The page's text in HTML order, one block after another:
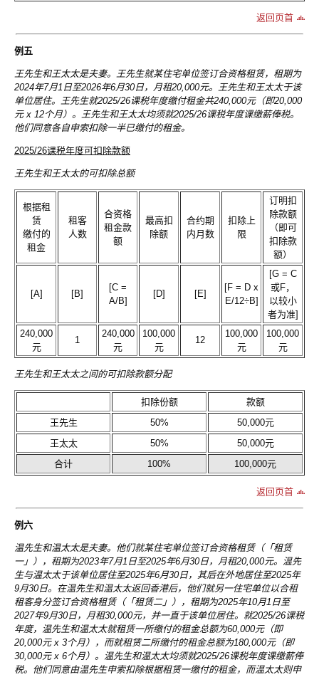
返回页首
例五
王先生和王太太是夫妻。王先生就某住宅单位签订合资格租赁，租期为
2024年7月1日至2026年6月30日，月租20,000元。王先生和王太太于该
单位居住。王先生就2025/26课税年度缴付租金共240,000元（即20,000
元 x 12个月）。王先生和王太太均须就2025/26课税年度课缴薪俸税。
他们同意各自申索扣除一半已缴付的租金。
2025/26课税年度可扣除款额
王先生和王太太的可扣除总额
根据租
赁
缴付的
租金
租客
人数
合资格
租金款
额
最高扣
除额
合约期
内月数
扣除上
限
订明扣
除款额
（即可
扣除款
额）
[A] [B]
[C =
A/B]
[D] [E]
[F = D x
E/12÷B]
[G = C
或F，
以较小
者为准]
240,000
元
1
240,000
元
100,000
元
12
100,000
元
100,000
元
王先生和王太太之间的可扣除款额分配
扣除份额
款额
王先生
50%
50,000元
王太太
50%
50,000元
合计
100% 100,000元
返回页首
例六
温先生和温太太是夫妻。他们就某住宅单位签订合资格租赁（「租赁
一」），租期为2023年7月1日至2025年6月30日，月租20,000元。温先
生与温太太于该单位居住至2025年6月30日，其后在外地居住至2025年
9月30日。在温先生和温太太返回香港后，他们就另一住宅单位以合租
租客身分签订合资格租赁（「租赁二」），租期为2025年10月1日至
2027年9月30日，月租30,000元，并一直于该单位居住。就2025/26课税
年度，温先生和温太太就租赁一所缴付的租金总额为60,000元（即
20,000元 x 3个月），而就租赁二所缴付的租金总额为180,000元（即
30,000元 x 6个月）。温先生和温太太均须就2025/26课税年度课缴薪俸
税。他们同意由温先生申索扣除根据租赁一缴付的租金，而温太太则申